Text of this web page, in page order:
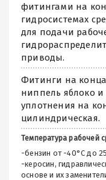
фитингами на
гидросистемах
для подачи
приводы.
Фитинги на
ниппель яблоко и
уплотнения на
цилиндрическая.
Температура рабочей
-бензин от -40°C до
-керосин,
основе и их